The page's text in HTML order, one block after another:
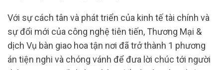
Với sự cách tân và phát triển của kinh tế tài chính và
sự đổi mới của công nghệ tiên tiến, Thương Mại &
dịch Vụ bàn giao hoa tận nơi đã trở thành 1 phương
án tiện nghi và chóng vánh để đưa lời chúc tới người